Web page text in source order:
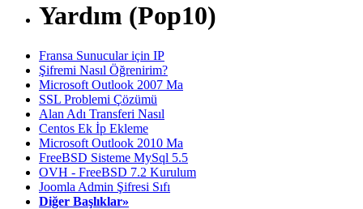
Yardım (Pop10)
Fransa Sunucular için IP
Şifremi Nasıl Öğrenirim?
Microsoft Outlook 2007 Ma
SSL Problemi Çözümü
Alan Adı Transferi Nasıl
Centos Ek İp Ekleme
Microsoft Outlook 2010 Ma
FreeBSD Sisteme MySql 5.5
OVH - FreeBSD 7.2 Kurulum
Joomla Admin Şifresi Sıfı
Diğer Başlıklar»